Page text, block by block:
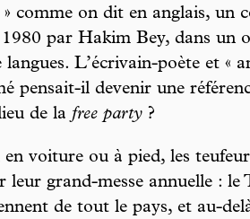
comme on dit en anglais, un
1980 par Hakim Bey, dans un
L’écrivain-poète et «
pensait-il devenir une
de la free party ?
voiture ou à pied, les
leur grand-messe annuelle : le
de tout le pays, et au-